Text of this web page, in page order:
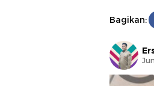
Bagikan: